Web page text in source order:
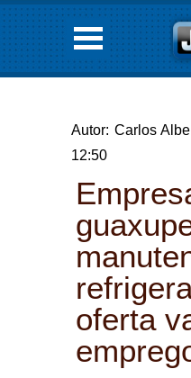
Autor: Carlos
12:50
oferta